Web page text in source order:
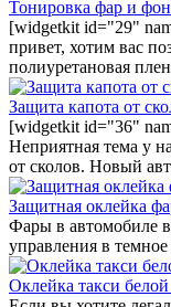
Тонировка фар и
[widgetkit id="29"
привет, хотим вас
полиуретановая
Защита капота от
[widgetkit id="36"
Неприятная тема у
от сколов. Новый
Защитная оклейка
Фары в автомобиле
управления в
Оклейка такси